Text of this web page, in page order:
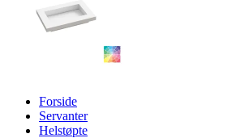
Forside
Servanter
Helstøpte